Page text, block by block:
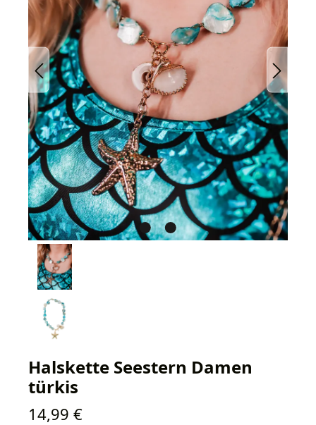
Halskette Seestern Damen
türkis
Regulärer Preis:
14,99 €